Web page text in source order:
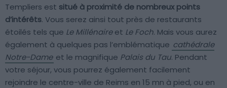
Templiers est situé à proximité de nombreux points
d’intérêts. Vous serez ainsi tout près de restaurants
étoilés tels que Le Millénaireet Le Foch. Mais vous aurez
également à quelques pas l’emblématique cathédrale
Notre-Dame et le magnifique Palais du Tau. Pendant
votre séjour, vous pourrez également facilement
rejoindre le centre-ville de Reims en 15 mn à pied, ou en